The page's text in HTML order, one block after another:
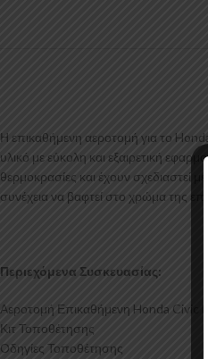
Η επικαθήμενη αεροτομή για το
υλικό με εύκολη και εξαιρετική
θερμοκρασίες και έχουν σχεδιαστεί
συνέχεια να βαφτεί στο χρώμα της
Περιεχόμενα Συσκευασίας:
Αεροτομή Επικαθήμενη Honda Civic
Κιτ Τοποθέτησης
Οδηγίες Τοποθέτησης